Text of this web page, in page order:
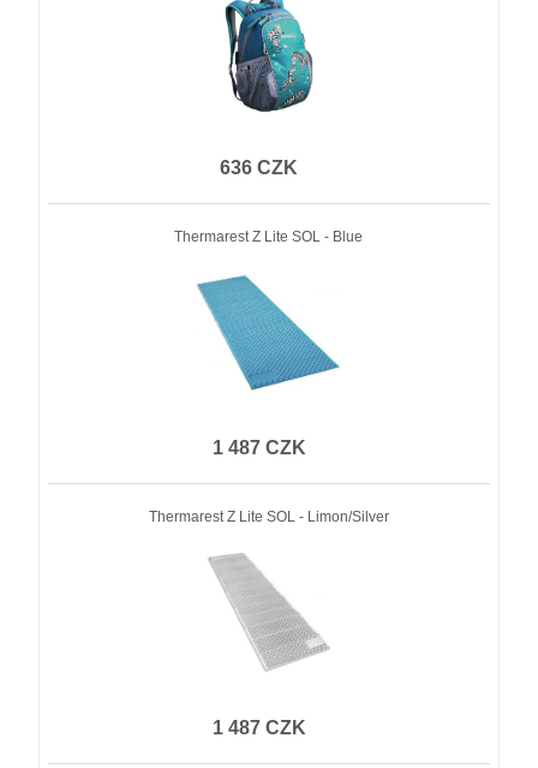
636 CZK
Thermarest Z Lite SOL - Blue
1 487 CZK
Thermarest Z Lite SOL - Limon/Silver
1 487 CZK